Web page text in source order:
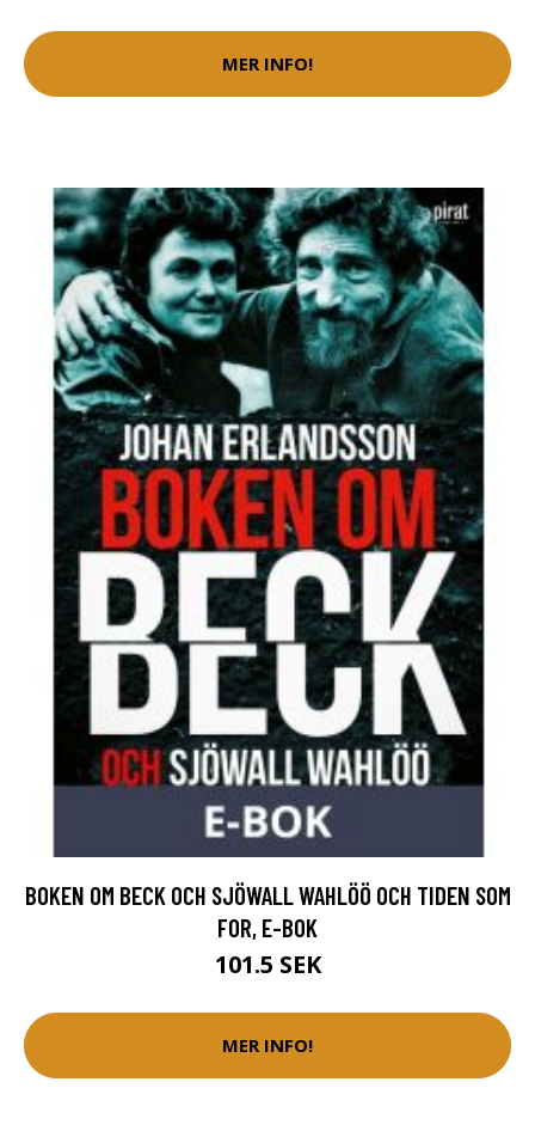
MER INFO!
BOKEN OM BECK OCH SJÖWALL WAHLÖÖ OCH TIDEN SOM
FOR, E-BOK
101.5 SEK
MER INFO!